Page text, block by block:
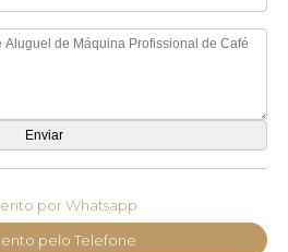
por Whatsapp
pelo Telefone